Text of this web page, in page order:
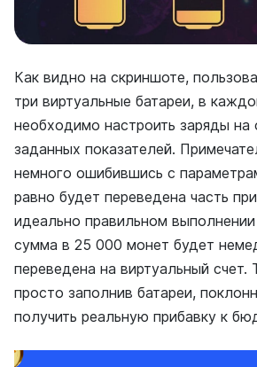
Как видно на скриншоте,
три виртуальные батареи, в
необходимо настроить заряды на
заданных показателей.
немного ошибившись с
равно будет переведена часть
идеально правильном
сумма в 25 000 монет будет
переведена на виртуальный счет.
просто заполнив батареи,
получить реальную прибавку к